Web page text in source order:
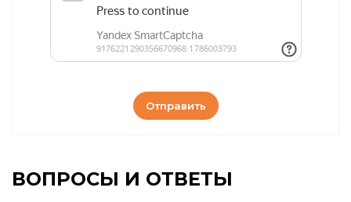
Отправить
ВОПРОСЫ И ОТВЕТЫ